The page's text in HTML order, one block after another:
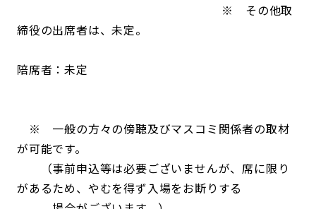
※ その他取
締役の出席者は、未定。
陪席者：未定
※ 一般の方々の傍聴及びマスコミ関係者の取材
が可能です。
（事前申込等は必要ございませんが、席に限り
があるため、やむを得ず入場をお断りする